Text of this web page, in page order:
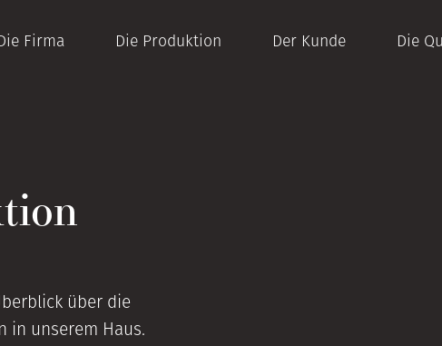
Firma Die Produktion Der Kunde Die
über die
in unserem Haus.